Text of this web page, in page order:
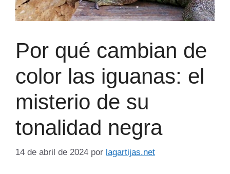
Por qué cambian de
color las iguanas: el
misterio de su
tonalidad negra
14 de abril de 2024 por lagartijas.net